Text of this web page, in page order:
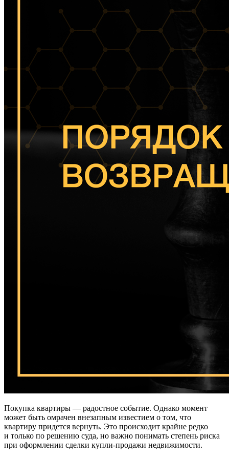
Покупка квартиры — радостное событие. Однако момент
может быть омрачен внезапным известием о том, что
квартиру придется вернуть. Это происходит крайне редко
и только по решению суда, но важно понимать степень риска
при оформлении сделки купли-продажи недвижимости.